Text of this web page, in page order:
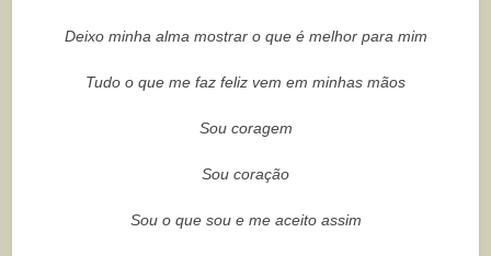
Deixo minha alma mostrar o que é melhor para mim
Tudo o que me faz feliz vem em minhas mãos
Sou coragem
Sou coração
Sou o que sou e me aceito assim